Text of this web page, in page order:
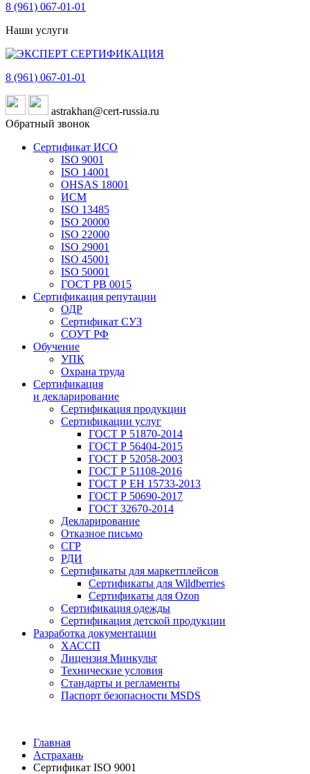
8 (961) 067-01-01
Наши услуги
8 (961) 067-01-01
astrakhan@cert-russia.ru
Обратный звонок
Сертификат ИСО
ISO 9001
ISO 14001
OHSAS 18001
ИСМ
ISO 13485
ISO 20000
ISO 22000
ISO 29001
ISO 45001
ISO 50001
ГОСТ РВ 0015
Сертификация репутации
ОДР
Сертификат СУЗ
СОУТ РФ
Обучение
УПК
Охрана труда
Сертификация
и декларирование
Сертификация продукции
Сертификации услуг
ГОСТ Р 51870-2014
ГОСТ Р 56404-2015
ГОСТ Р 52058-2003
ГОСТ Р 51108-2016
ГОСТ Р ЕН 15733-2013
ГОСТ Р 50690-2017
ГОСТ 32670-2014
Декларирование
Отказное письмо
СГР
РДИ
Сертификаты для маркетплейсов
Сертификаты для Wildberries
Сертификаты для Ozon
Сертификация одежды
Сертификация детской продукции
Разработка документации
ХАССП
Лицензия Минкульт
Технические условия
Стандарты и регламенты
Паспорт безопасности MSDS
Главная
Астрахань
Сертификат ISO 9001